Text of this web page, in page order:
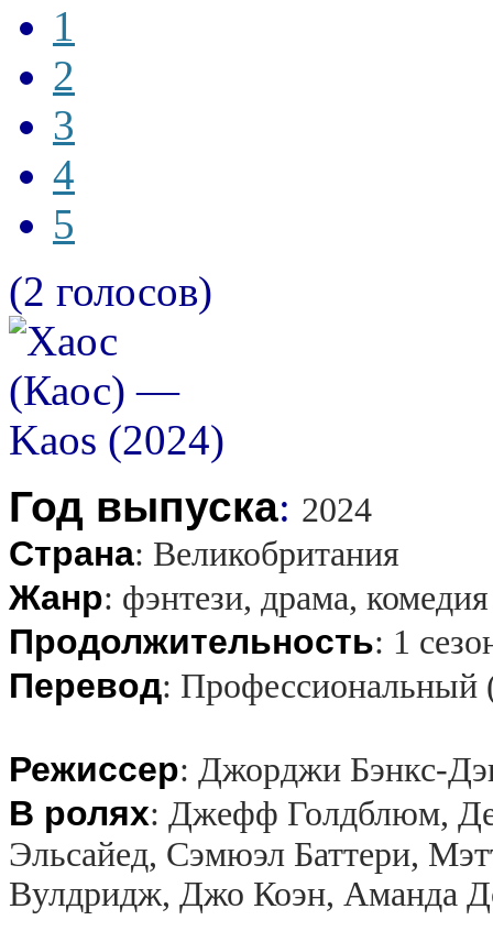
1
2
3
4
5
(2 голосов)
Год выпуска: 2024
Страна: Великобритания
Жанр: фэнтези, драма, комедия
Продолжительность: 1
Перевод: Профессиональный
Режиссер: Джорджи Бэнкс-
В ролях: Джефф Голдблюм,
Эльсайед, Сэмюэл Баттери,
Вулдридж, Джо Коэн, Аманда